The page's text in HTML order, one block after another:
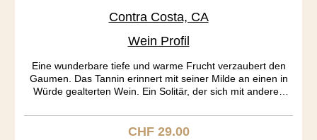
Contra Costa, CA
Wein Profil
Eine wunderbare tiefe und warme Frucht verzaubert den
Gaumen. Das Tannin erinnert mit seiner Milde an einen in
Würde gealterten Wein. Ein Solitär, der sich mit anderen
aus Aragonien und wird dort auch Mazuelo genannt. Diese
Rebsorte fand im 18. Jahrhundert seine grösste Verbreitung
Regulärer Preis:
CHF 29.00